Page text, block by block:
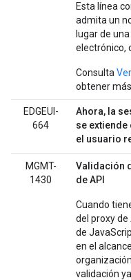
Esta línea
admita un
lugar de
electrónico,
Consulta
obtener
EDGEUI-
664
Ahora, la
se
el usuario
MGMT-
1430
Validación
de API
Cuando
del proxy de
de
en el
validación